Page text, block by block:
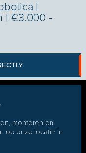
|
| €3.000 -
monteren en
op onze locatie in